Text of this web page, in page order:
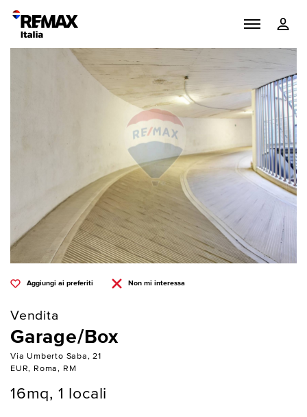
Aggiungi ai preferiti Non mi interessa
Vendita
Garage/Box
Via Umberto Saba, 21
EUR, Roma, RM
16mq, 1 locali